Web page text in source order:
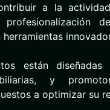
a la
profesionalización
están diseñadas
y
a optimizar su